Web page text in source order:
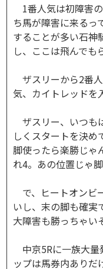
1番人気は初障害
ち馬が障害に来るっ
することが多い石神
し、ここは飛んでも
ザスリーから2番
気、カイトレッドを
ザスリー、いつも
しくスタートを決め
脚使ったら楽勝じゃ
れ4。あの位置じゃ
で、ヒートオンビ
いし、末の脚も確実
大障害も勝っちゃい
中京5Rに一族大量
ップは馬券内ありだ